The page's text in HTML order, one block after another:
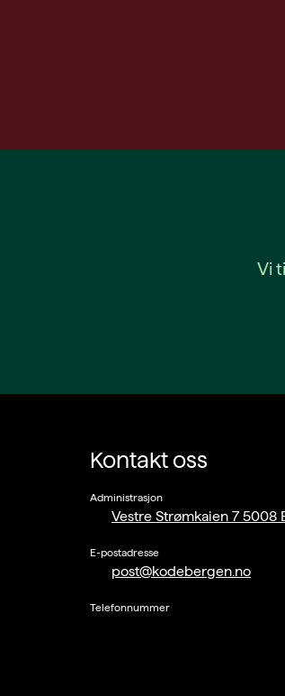
Vi
Kontakt oss
Administrasjon
Vestre Strømkaien 7 5008
E-postadresse
post@kodebergen.no
Telefonnummer